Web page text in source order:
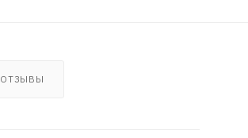
ОТЗЫВЫ